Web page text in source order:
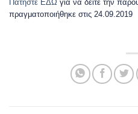
Πατήστε ΕΔΩ για να δείτε την
πραγματοποιήθηκε στις 24.09.2019